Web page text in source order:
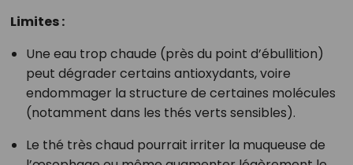
Limites :
Une eau trop chaude (près du point d’ébullition)
peut dégrader certains antioxydants, voire
endommager la structure de certaines molécules
(notamment dans les thés verts sensibles).
Le thé très chaud pourrait irriter la muqueuse de